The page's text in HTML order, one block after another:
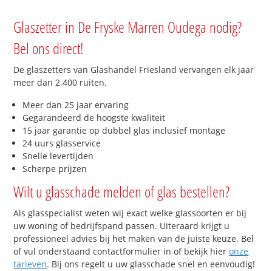
Glaszetter in De Fryske Marren Oudega nodig?
Bel ons direct!
De glaszetters van Glashandel Friesland vervangen elk jaar
meer dan 2.400 ruiten.
Meer dan 25 jaar ervaring
Gegarandeerd de hoogste kwaliteit
15 jaar garantie op dubbel glas inclusief montage
24 uurs glasservice
Snelle levertijden
Scherpe prijzen
Wilt u glasschade melden of glas bestellen?
Als glasspecialist weten wij exact welke glassoorten er bij
uw woning of bedrijfspand passen. Uiteraard krijgt u
professioneel advies bij het maken van de juiste keuze. Bel
of vul onderstaand contactformulier in of bekijk hieronze
tarieven. Bij ons regelt u uw glasschade snel en eenvoudig!